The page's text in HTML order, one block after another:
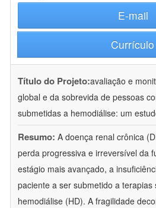
E-mail
Currículo
Título do Projeto:avaliação e
global e da sobrevida de pessoas
submetidas a hemodiálise: um
Resumo: A doença renal crônica
perda progressiva e irreversível da
estágio mais avançado, a
paciente a ser submetido a terapias
hemodiálise (HD). A fragilidade